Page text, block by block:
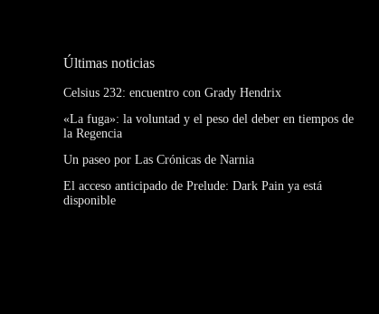
Últimas noticias
Celsius 232: encuentro con Grady Hendrix
«La fuga»: la voluntad y el peso del deber en tiempos de
la Regencia
Un paseo por Las Crónicas de Narnia
El acceso anticipado de Prelude: Dark Pain ya está
disponible